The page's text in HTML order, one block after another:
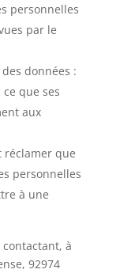
personnelles
par le
données :
que ses
aux
réclamer que
personnelles
à une
à
92974